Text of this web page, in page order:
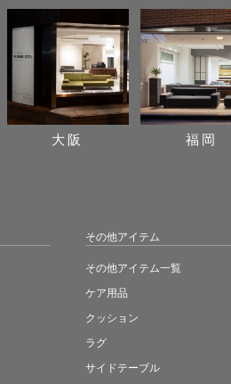
大阪 福岡
その他アイテム
その他アイテム一覧
ケア用品
クッション
ラグ
サイドテーブル